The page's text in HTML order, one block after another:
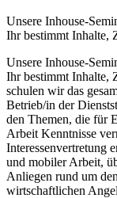
Unsere Inhouse-
Ihr bestimmt Inhalte,
Unsere Inhouse-
Ihr bestimmt Inhalte,
schulen wir das
Betrieb/in der
den Themen, die für
Arbeit Kenntnisse
Interessenvertretung
und mobiler Arbeit,
Anliegen rund um
wirtschaftlichen